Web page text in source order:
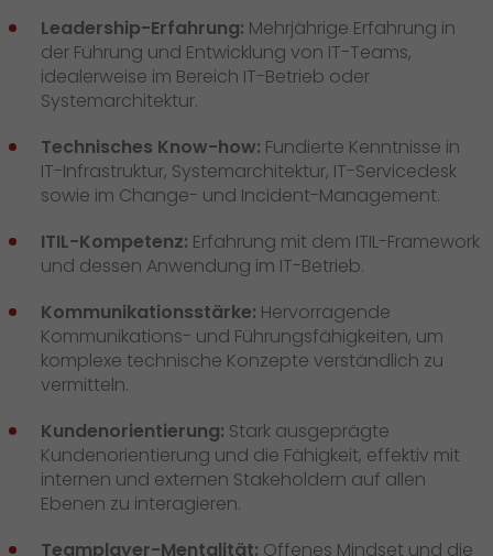
Leadership-Erfahrung: Mehrjährige Erfahrung in
der Führung und Entwicklung von IT-Teams,
idealerweise im Bereich IT-Betrieb oder
Systemarchitektur.
Technisches Know-how: Fundierte Kenntnisse in
IT-Infrastruktur, Systemarchitektur, IT-Servicedesk
sowie im Change- und Incident-Management.
ITIL-Kompetenz: Erfahrung mit dem ITIL-Framework
und dessen Anwendung im IT-Betrieb.
Kommunikationsstärke: Hervorragende
Kommunikations- und Führungsfähigkeiten, um
komplexe technische Konzepte verständlich zu
vermitteln.
Kundenorientierung: Stark ausgeprägte
Kundenorientierung und die Fähigkeit, effektiv mit
internen und externen Stakeholdern auf allen
Ebenen zu interagieren.
Teamplayer-Mentalität: Offenes Mindset und die